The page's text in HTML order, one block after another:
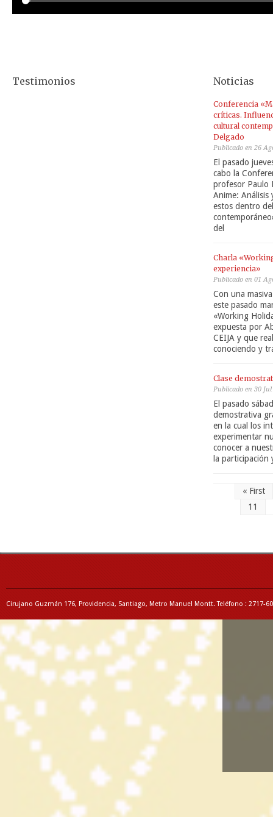
Testimonios Noticias
Conferencia
críticas.
cultural
Delgado
Publicado en 26
El pasado
cabo la
profesor Paulo
Anime: Análisis
estos dentro
del
Charla
experiencia»
Publicado en 01
Con una
este pasado
«Working
expuesta por
CEIJA y que
conociendo y
Clase
Publicado en 30 Jul
El pasado
demostrativa
en la cual los
experimentar
conocer a
la participación
« First
11
Cirujano Guzmán 176, Providencia, Santiago, Metro Manuel Montt. Teléfono : 2717-